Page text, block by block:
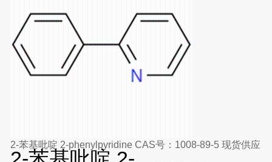
2-苯基吡啶 2-phenylpyridine CAS号：1008-89-5 现货供应